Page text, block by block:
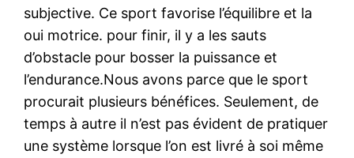
subjective. Ce sport favorise l’équilibre et la
oui motrice. pour finir, il y a les sauts
d’obstacle pour bosser la puissance et
l’endurance.Nous avons parce que le sport
procurait plusieurs bénéfices. Seulement, de
temps à autre il n’est pas évident de pratiquer
une système lorsque l’on est livré à soi même